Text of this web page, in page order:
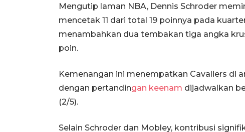
Mengutip laman NBA, Dennis Schroder
mencetak 11 dari total 19 poinnya pada
menambahkan dua tembakan tiga angka
poin.
Kemenangan ini menempatkan Cavaliers di
dengan pertandingan keenam dijadwalkan
(2/5).
Selain Schroder dan Mobley, kontribusi